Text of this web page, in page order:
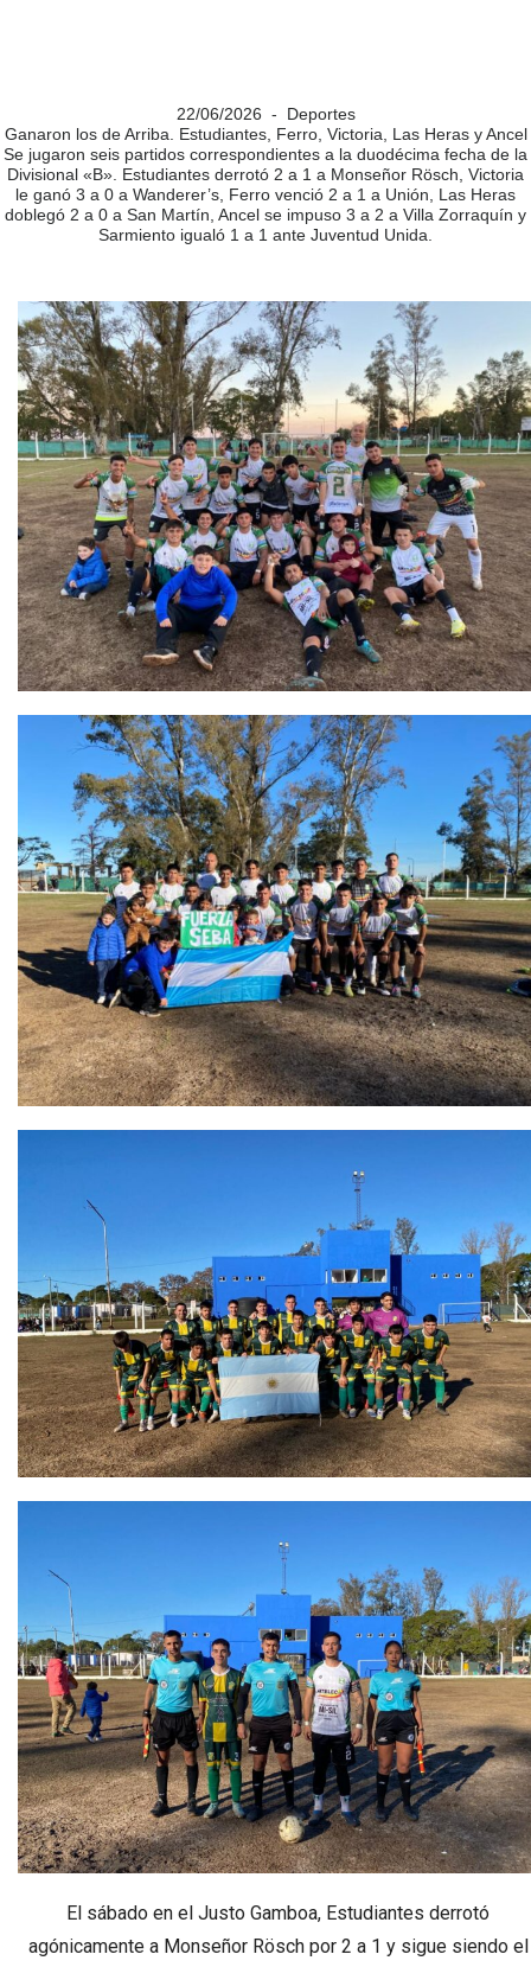
22/06/2026 - Deportes
Ganaron los de Arriba. Estudiantes, Ferro, Victoria, Las Heras y Ancel
Se jugaron seis partidos correspondientes a la duodécima fecha de la
Divisional «B». Estudiantes derrotó 2 a 1 a Monseñor Rösch, Victoria
le ganó 3 a 0 a Wanderer’s, Ferro venció 2 a 1 a Unión, Las Heras
doblegó 2 a 0 a San Martín, Ancel se impuso 3 a 2 a Villa Zorraquín y
Sarmiento igualó 1 a 1 ante Juventud Unida.
El sábado en el Justo Gamboa, Estudiantes derrotó
agónicamente a Monseñor Rösch por 2 a 1 y sigue siendo el